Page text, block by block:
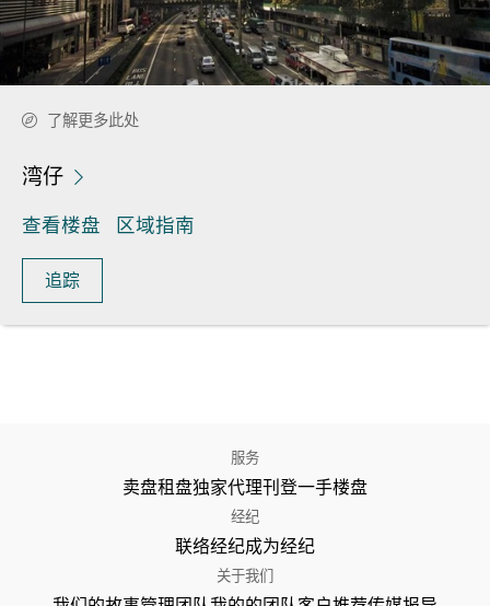
了解更多此处
湾仔
查看楼盘 区域指南
追踪
服务
卖盘租盘独家代理刊登一手楼盘
经纪
联络经纪成为经纪
关于我们